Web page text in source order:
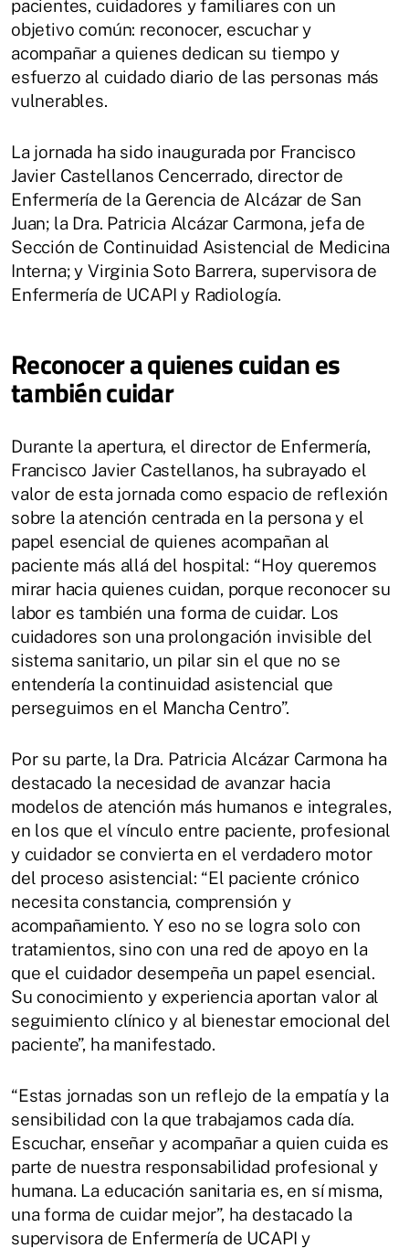
pacientes, cuidadores y familiares con un
objetivo común: reconocer, escuchar y
acompañar a quienes dedican su tiempo y
esfuerzo al cuidado diario de las personas más
vulnerables.
La jornada ha sido inaugurada por Francisco
Javier Castellanos Cencerrado, director de
Enfermería de la Gerencia de Alcázar de San
Juan; la Dra. Patricia Alcázar Carmona, jefa de
Sección de Continuidad Asistencial de Medicina
Interna; y Virginia Soto Barrera, supervisora de
Enfermería de UCAPI y Radiología.
Reconocer a quienes cuidan es
también cuidar
Durante la apertura, el director de Enfermería,
Francisco Javier Castellanos, ha subrayado el
valor de esta jornada como espacio de reflexión
sobre la atención centrada en la persona y el
papel esencial de quienes acompañan al
paciente más allá del hospital: “Hoy queremos
mirar hacia quienes cuidan, porque reconocer su
labor es también una forma de cuidar. Los
cuidadores son una prolongación invisible del
sistema sanitario, un pilar sin el que no se
entendería la continuidad asistencial que
perseguimos en el Mancha Centro”.
Por su parte, la Dra. Patricia Alcázar Carmona ha
destacado la necesidad de avanzar hacia
modelos de atención más humanos e integrales,
en los que el vínculo entre paciente, profesional
y cuidador se convierta en el verdadero motor
del proceso asistencial: “El paciente crónico
necesita constancia, comprensión y
acompañamiento. Y eso no se logra solo con
tratamientos, sino con una red de apoyo en la
que el cuidador desempeña un papel esencial.
Su conocimiento y experiencia aportan valor al
seguimiento clínico y al bienestar emocional del
paciente”, ha manifestado.
“Estas jornadas son un reflejo de la empatía y la
sensibilidad con la que trabajamos cada día.
Escuchar, enseñar y acompañar a quien cuida es
parte de nuestra responsabilidad profesional y
humana. La educación sanitaria es, en sí misma,
una forma de cuidar mejor”, ha destacado la
supervisora de Enfermería de UCAPI y